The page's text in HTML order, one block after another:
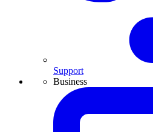
Support
Business